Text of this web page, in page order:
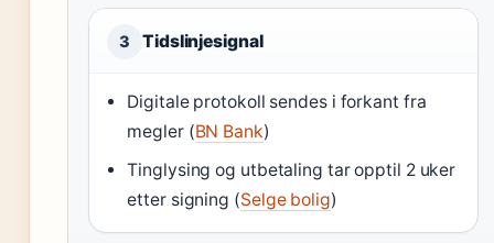
3 Tidslinjesignal
Digitale protokoll sendes i forkant fra
megler (BN Bank)
Tinglysing og utbetaling tar opptil 2 uker
etter signing (Selge bolig)